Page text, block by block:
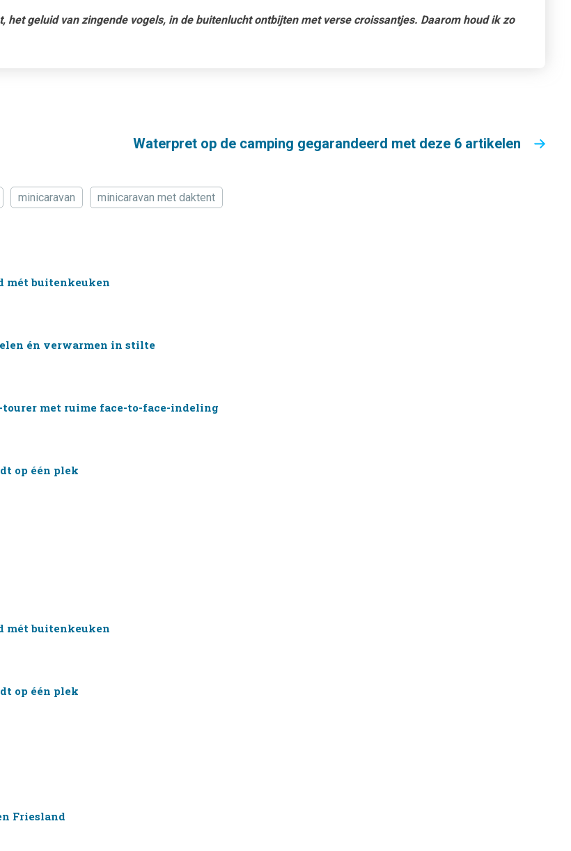
het geluid van zingende vogels, in de buitenlucht ontbijten met verse croissantjes. Daarom houd ik zo
Waterpret op de camping gegarandeerd met deze 6 artikelen
minicaravan minicaravan met daktent
mét buitenkeuken
én verwarmen in stilte
met ruime face-to-face-indeling
op één plek
mét buitenkeuken
op één plek
Friesland